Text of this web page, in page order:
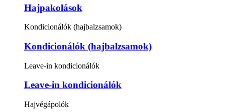
Hajpakolások
Kondicionálók (hajbalzsamok)
Kondicionálók (hajbalzsamok)
Leave-in kondicionálók
Leave-in kondicionálók
Hajvégápolók